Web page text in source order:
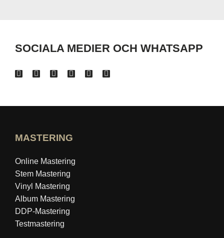
SOCIALA MEDIER OCH WHATSAPP
MASTERING
Online Mastering
Stem Mastering
Vinyl Mastering
Album Mastering
DDP-Mastering
Testmastering